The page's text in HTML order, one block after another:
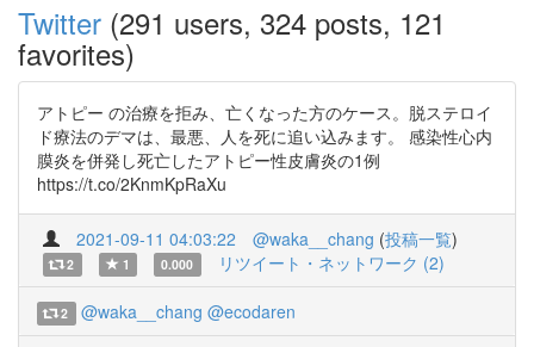
Twitter (291 users, 324 posts, 121
favorites)
アトピー の治療を拒み、亡くなった方のケース。脱ステロイ
ド療法のデマは、最悪、人を死に追い込みます。 感染性心内
膜炎を併発し死亡したアトピー性皮膚炎の1例
https://t.co/2KnmKpRaXu
2021-09-11 04:03:22 @waka__chang (投稿一覧)
2 1 0.000 リツイート・ネットワーク (2)
2 @waka__chang @ecodaren